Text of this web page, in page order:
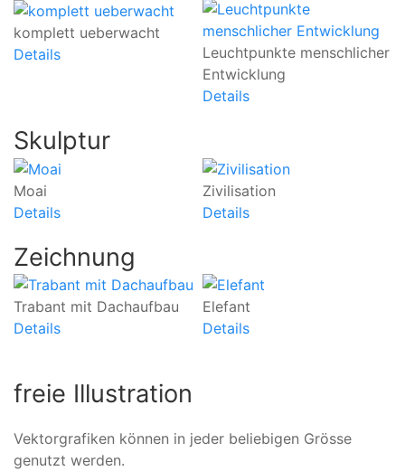
komplett ueberwacht
Details
Leuchtpunkte menschlicher
Entwicklung
Details
Skulptur
Moai
Details
Zivilisation
Details
Zeichnung
Trabant mit Dachaufbau
Details
Elefant
Details
freie Illustration
Vektorgrafiken können in jeder beliebigen Grösse
genutzt werden.